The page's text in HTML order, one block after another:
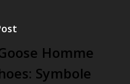
Homme
Symbole